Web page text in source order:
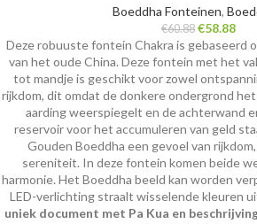
Boeddha Fonteinen,
€60.88 €58.88
Deze robuuste fontein Chakra is gebaseerd
van het oude China. Deze fontein met het
tot mandje is geschikt voor zowel
rijkdom, dit omdat de donkere ondergrond
aarding weerspiegelt en de achterwand
reservoir voor het accumuleren van geld
Gouden Boeddha een gevoel van
sereniteit. In deze fontein komen beide
harmonie. Het Boeddha beeld kan worden
LED-verlichting straalt wisselende kleuren
uniek document met Pa Kua en